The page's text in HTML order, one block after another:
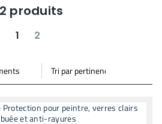
produits
1 2
Trier
par